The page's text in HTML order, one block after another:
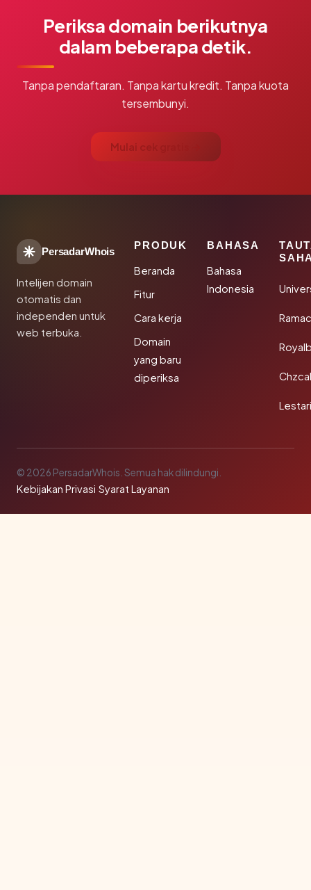
Periksa domain berikutnya
dalam beberapa detik.
Tanpa pendaftaran. Tanpa kartu kredit. Tanpa kuota
tersembunyi.
Mulai cek gratis →
PersadarWhois
Intelijen domain
otomatis dan
independen untuk
web terbuka.
PRODUK
Beranda
Fitur
Cara kerja
Domain
yang baru
diperiksa
BAHASA
Bahasa
Indonesia
© 2026 PersadarWhois. Semua hak dilindungi.
Kebijakan Privasi·Syarat Layanan